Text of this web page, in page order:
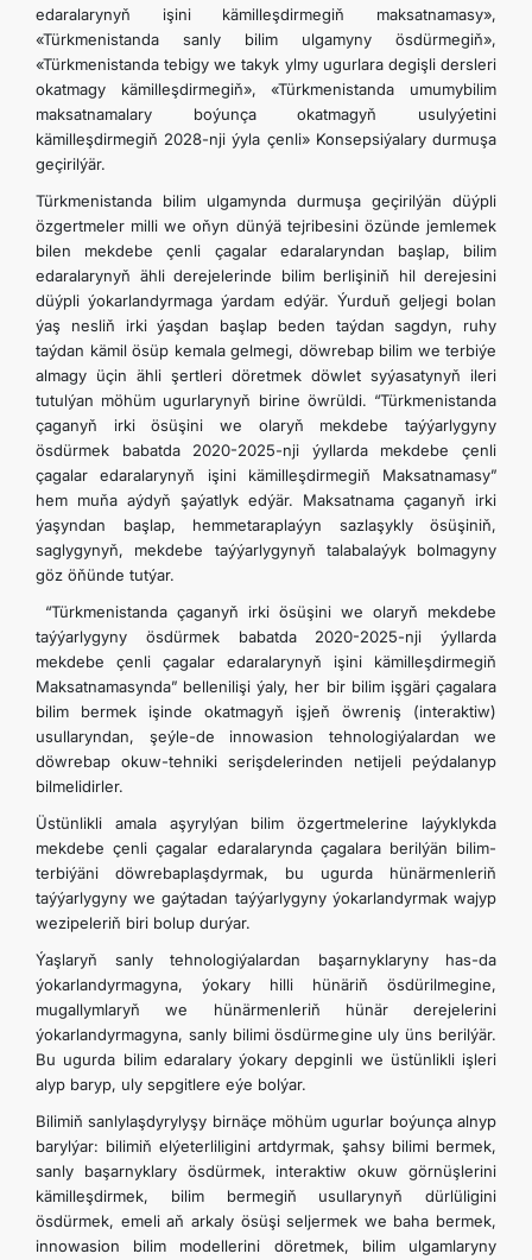
edaralarynyň işini kämilleşdirmegiň maksatnamasy»,
«Türkmenistanda sanly bilim ulgamyny ösdürmegiň»,
«Türkmenistanda tebigy we takyk ylmy ugurlara degişli dersleri
okatmagy kämilleşdirmegiň», «Türkmenistanda umumybilim
maksatnamalary boýunça okatmagyň usulyýetini
kämilleşdirmegiň 2028-nji ýyla çenli» Konsepsiýalary durmuşa
geçirilýär.
Türkmenistanda bilim ulgamynda durmuşa geçirilýän düýpli
özgertmeler milli we oňyn dünýä tejribesini özünde jemlemek
bilen mekdebe çenli çagalar edaralaryndan başlap, bilim
edaralarynyň ähli derejelerinde bilim berlişiniň hil derejesini
düýpli ýokarlandyrmaga ýardam edýär. Ýurduň geljegi bolan
ýaş nesliň irki ýaşdan başlap beden taýdan sagdyn, ruhy
taýdan kämil ösüp kemala gelmegi, döwrebap bilim we terbiýe
almagy üçin ähli şertleri döretmek döwlet syýasatynyň ileri
tutulýan möhüm ugurlarynyň birine öwrüldi. “Türkmenistanda
çaganyň irki ösüşini we olaryň mekdebe taýýarlygyny
ösdürmek babatda 2020-2025-nji ýyllarda mekdebe çenli
çagalar edaralarynyň işini kämilleşdirmegiň Maksatnamasy”
hem muňa aýdyň şaýatlyk edýär. Maksatnama çaganyň irki
ýaşyndan başlap, hemmetaraplaýyn sazlaşykly ösüşiniň,
saglygynyň, mekdebe taýýarlygynyň talabalaýyk bolmagyny
göz öňünde tutýar.
“Türkmenistanda çaganyň irki ösüşini we olaryň mekdebe
taýýarlygyny ösdürmek babatda 2020-2025-nji ýyllarda
mekdebe çenli çagalar edaralarynyň işini kämilleşdirmegiň
Maksatnamasynda” bellenilişi ýaly, her bir bilim işgäri çagalara
bilim bermek işinde okatmagyň işjeň öwreniş (interaktiw)
usullaryndan, şeýle-de innowasion tehnologiýalardan we
döwrebap okuw-tehniki serişdelerinden netijeli peýdalanyp
bilmelidirler.
Üstünlikli amala aşyrylýan bilim özgertmelerine laýyklykda
mekdebe çenli çagalar edaralarynda çagalara berilýän bilim-
terbiýäni döwrebaplaşdyrmak, bu ugurda hünärmenleriň
taýýarlygyny we gaýtadan taýýarlygyny ýokarlandyrmak wajyp
wezipeleriň biri bolup durýar.
Ýaşlaryň sanly tehnologiýalardan başarnyklaryny has-da
ýokarlandyrmagyna, ýokary hilli hünäriň ösdürilmegine,
mugallymlaryň we hünärmenleriň hünär derejelerini
ýokarlandyrmagyna, sanly bilimi ösdürmegine uly üns berilýär.
Bu ugurda bilim edaralary ýokary depginli we üstünlikli işleri
alyp baryp, uly sepgitlere eýe bolýar.
Bilimiň sanlylaşdyrylyşy birnäçe möhüm ugurlar boýunça alnyp
barylýar: bilimiň elýeterliligini artdyrmak, şahsy bilimi bermek,
sanly başarnyklary ösdürmek, interaktiw okuw görnüşlerini
kämilleşdirmek, bilim bermegiň usullarynyň dürlüligini
ösdürmek, emeli aň arkaly ösüşi seljermek we baha bermek,
innowasion bilim modellerini döretmek, bilim ulgamlaryny